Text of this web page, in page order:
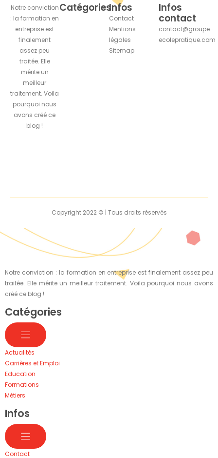
Notre conviction
: la formation en
entreprise est
finalement
assez peu
traitée. Elle
mérite un
meilleur
traitement. Voila
pourquoi nous
avons créé ce
blog !
CatégoriesInfos
Contact
Mentions
légales
Sitemap
Infos
contact
contact@groupe-
ecolepratique.com
Copyright 2022 © | Tous droits réservés
Notre conviction : la formation en entreprise est finalement assez peu
traitée. Elle mérite un meilleur traitement. Voila pourquoi nous avons
créé ce blog !
Catégories
Actualités
Carrières et Emploi
Education
Formations
Métiers
Infos
Contact